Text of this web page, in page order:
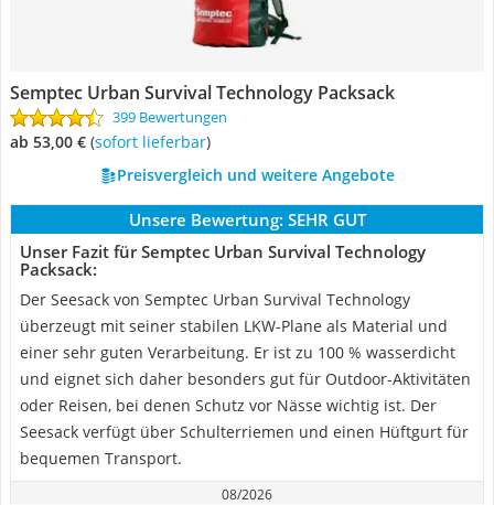
Semptec Urban Survival Technology Packsack
399 Bewertungen
ab 53,00 € ( Sofort lieferbar)
Preisvergleich und weitere Angebote
Unsere Bewertung: SEHR GUT
Unser Fazit für Semptec Urban Survival Technology
Packsack:
Der Seesack von Semptec Urban Survival Technology
überzeugt mit seiner stabilen LKW-Plane als Material und
einer sehr guten Verarbeitung. Er ist zu 100 % wasserdicht
und eignet sich daher besonders gut für Outdoor-Aktivitäten
oder Reisen, bei denen Schutz vor Nässe wichtig ist. Der
Seesack verfügt über Schulterriemen und einen Hüftgurt für
bequemen Transport.
08/2026